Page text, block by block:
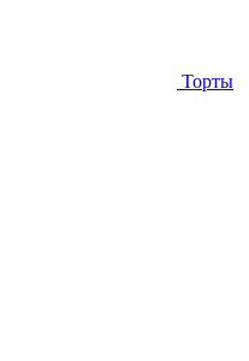
Торты